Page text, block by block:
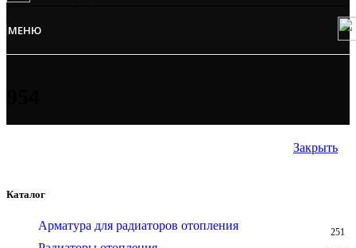
МЕНЮ
Закрыть
Каталог
Арматура для радиаторов отопления 251